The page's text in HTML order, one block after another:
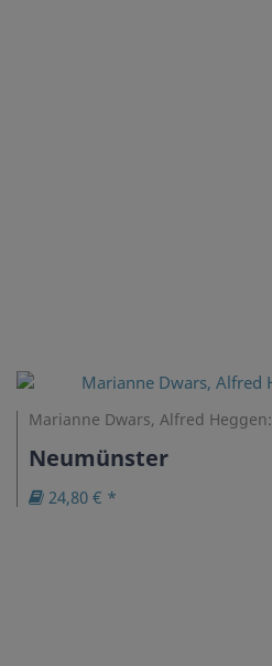
Marianne Dwars, Alfred Heggen:
Neumünster
24,80 € *